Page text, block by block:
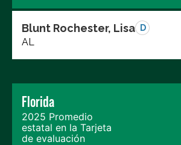
Blunt Rochester, Lisa D
AL
Florida
2025 Promedio
estatal en la Tarjeta
de evaluación